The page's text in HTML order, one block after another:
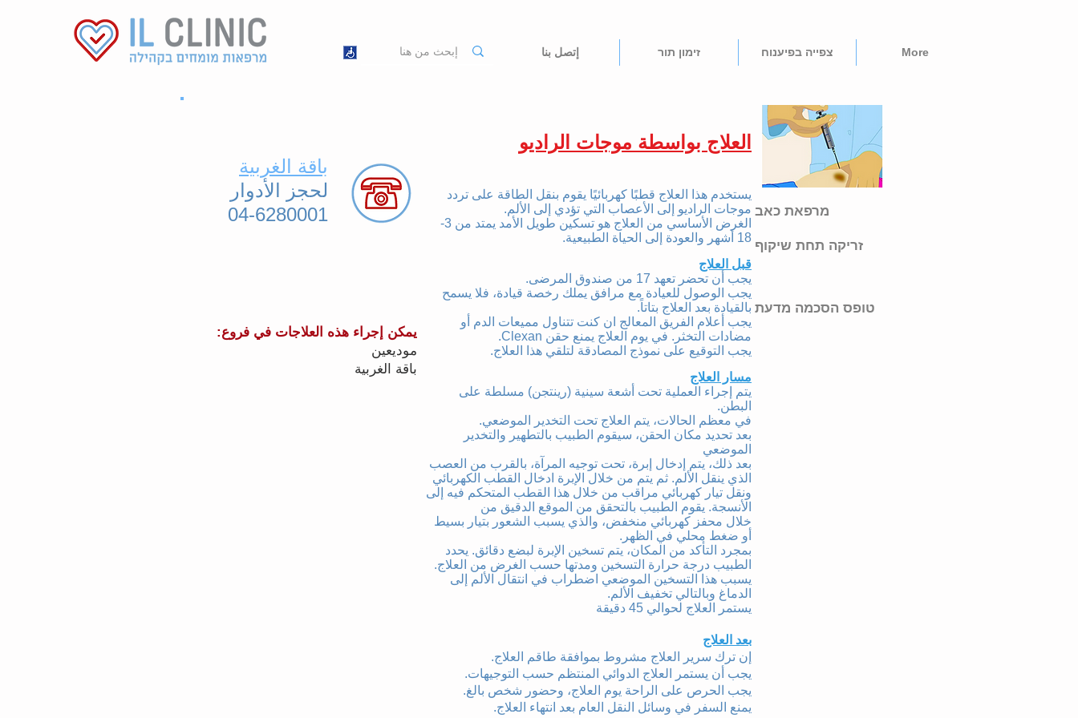
إتصل بنا זימון תור צפייה בפיענוח More
باقة الغربية
لحجز الأدوار
04-6280001
يمكن إجراء هذه العلاجات في فروع:
موديعين
باقة الغربية
العلاج بواسطة موجات الراديو
يستخدم هذا العلاج قطبًا كهربائيًا يقوم بنقل الطاقة على تردد
موجات الراديو إلى الأعصاب التي تؤدي إلى الألم.
الغرض الأساسي من العلاج هو تسكين طويل الأمد يمتد من 3-
18 أشهر والعودة إلى الحياة الطبيعية.
قبل العلاج
يجب أن تحضر تعهد 17 من صندوق المرضى.
يجب الوصول للعيادة مع مرافق يملك رخصة قيادة، فلا يسمح
بالقيادة بعد العلاج بتاتاً.
يجب أعلام الفريق المعالج ان كنت تتناول مميعات الدم أو
مضادات التخثر. في يوم العلاج يمنع حقن Clexan.
يجب التوقيع على نموذج المصادقة لتلقي هذا العلاج.
مسار العلاج
يتم إجراء العملية تحت أشعة سينية (رينتجن) مسلطة على
البطن.
في معظم الحالات، يتم العلاج تحت التخدير الموضعي.
بعد تحديد مكان الحقن، سيقوم الطبيب بالتطهير والتخدير
الموضعي
بعد ذلك، يتم إدخال إبرة، تحت توجيه المرآة، بالقرب من العصب
الذي ينقل الألم. ثم يتم من خلال الإبرة ادخال القطب الكهربائي
ونقل تيار كهربائي مراقب من خلال هذا القطب المتحكم فيه إلى
الأنسجة. يقوم الطبيب بالتحقق من الموقع الدقيق من
خلال محفز كهربائي منخفض، والذي يسبب الشعور بتيار بسيط
أو ضغط محلي في الظهر.
بمجرد التأكد من المكان، يتم تسخين الإبرة لبضع دقائق. يحدد
الطبيب درجة حرارة التسخين ومدتها حسب الغرض من العلاج.
يسبب هذا التسخين الموضعي اضطراب في انتقال الألم إلى
الدماغ وبالتالي تخفيف الألم.
يستمر العلاج لحوالي 45 دقيقة
بعد العلاج
إن ترك سرير العلاج مشروط بموافقة طاقم العلاج.
يجب أن يستمر العلاج الدوائي المنتظم حسب التوجيهات.
يجب الحرص على الراحة يوم العلاج، وحضور شخص بالغ.
يمنع السفر في وسائل النقل العام بعد انتهاء العلاج.
מרפאת כאב
זריקה תחת שיקוף
טופס הסכמה מדעת